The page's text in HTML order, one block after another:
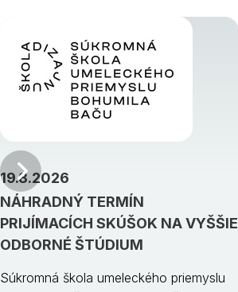
NÁHRADNÝ TERMÍN
PRIJÍMACÍCH SKÚŠOK NA VYŠŠIE
ODBORNÉ ŠTÚDIUM
19.8.2026
Súkromná škola umeleckého priemyslu
Predchádzajúci